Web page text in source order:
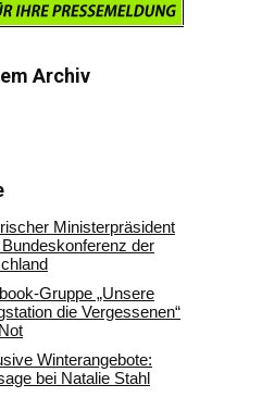
Archiv
Ministerpräsident
der
Gruppe „Unsere
die Vergessenen“
Winterangebote:
bei Natalie Stahl